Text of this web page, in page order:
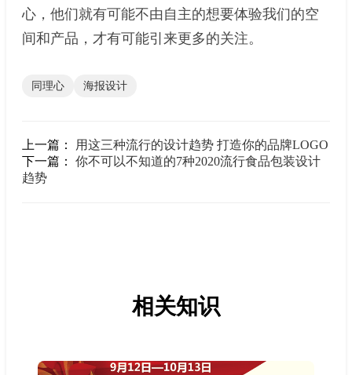
心，他们就有可能不由自主的想要体验我们的空
间和产品，才有可能引来更多的关注。
同理心 海报设计
上一篇：
用这三种流行的设计趋势 打造你的品牌LOGO
下一篇： 你不可以不知道的7种2020流行食品包装设计
趋势
相关知识